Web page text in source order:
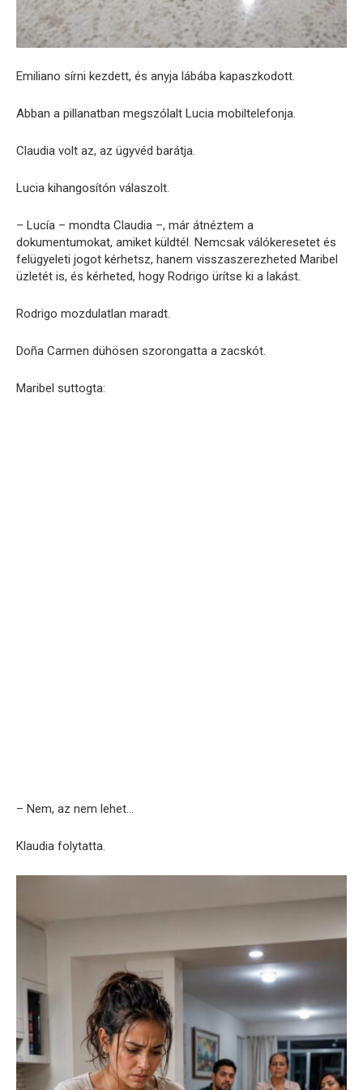
Emiliano sírni kezdett, és anyja lábába kapaszkodott.
Abban a pillanatban megszólalt Lucia mobiltelefonja.
Claudia volt az, az ügyvéd barátja.
Lucia kihangosítón válaszolt.
– Lucía – mondta Claudia –, már átnéztem a
dokumentumokat, amiket küldtél. Nemcsak válókeresetet és
felügyeleti jogot kérhetsz, hanem visszaszerezheted Maribel
üzletét is, és kérheted, hogy Rodrigo ürítse ki a lakást.
Rodrigo mozdulatlan maradt.
Doña Carmen dühösen szorongatta a zacskót.
Maribel suttogta:
– Nem, az nem lehet…
Klaudia folytatta.